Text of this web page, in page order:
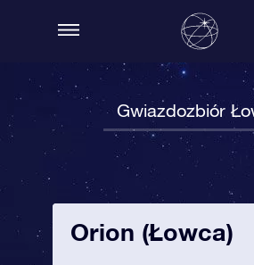
Gwiazdozbiór
Orion (Łowca)